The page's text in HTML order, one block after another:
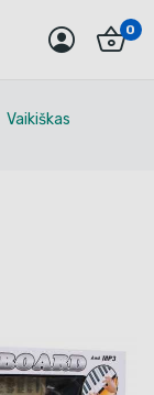
0
Vaikiškas